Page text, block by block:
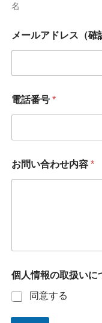
名
メールアドレス（確
電話番号 *
お問い合わせ内容 *
個人情報の取扱いに
同意する